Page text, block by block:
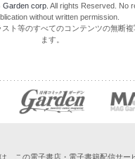
Garden corp. All rights Reserved. No
without written permission.
ト等のすべてのコンテンツの無断複
ます。
、この電子書店・電子書籍配信サー